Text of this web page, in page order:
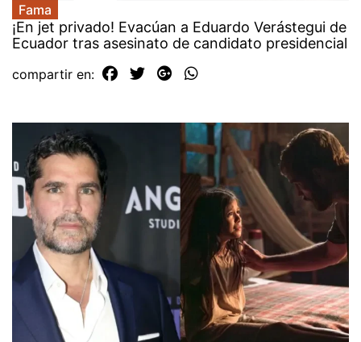
Fama
¡En jet privado! Evacúan a Eduardo Verástegui de
Ecuador tras asesinato de candidato presidencial
compartir en: